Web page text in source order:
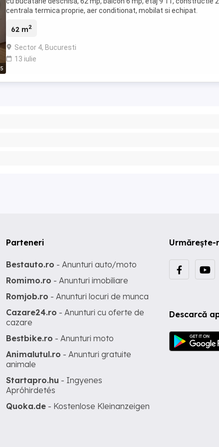
5
centrala termica proprie, aer conditionat, mobilat si echipat.
62 m2
Sector 4, Bucuresti
13 iulie
Urmărește-
Descarcă
Parteneri
Bestauto.ro - Anunturi auto/moto
Romimo.ro - Anunturi imobiliare
Romjob.ro - Anunturi locuri de munca
Cazare24.ro - Anunturi cu oferte de
cazare
Bestbike.ro - Anunturi moto
Animalutul.ro - Anunturi gratuite
animale
Startapro.hu - Ingyenes
Apróhirdetés
Quoka.de - Kostenlose Kleinanzeigen